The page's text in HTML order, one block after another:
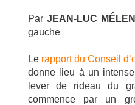
Par JEAN-LUC
gauche
Le rapport du Conseil
donne lieu à un
lever de rideau du
commence par un